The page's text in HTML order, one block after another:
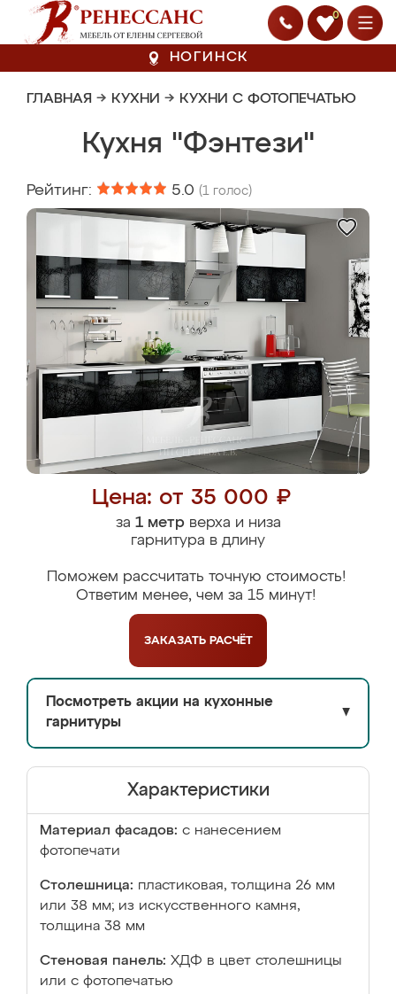
0
НОГИНСК
ГЛАВНАЯ → КУХНИ → КУХНИ С ФОТОПЕЧАТЬЮ
Кухня "Фэнтези"
Рейтинг: 5.0 (1 голос)
Цена: от 35 000 ₽
за 1 метрверха и низа
гарнитура в длину
Поможем рассчитать точную стоимость!
Ответим менее, чем за 15 минут!
ЗАКАЗАТЬ РАСЧЁТ
Посмотреть акции на кухонные
гарнитуры
▼
Характеристики
Материал фасадов: с нанесением
фотопечати
Столешница: пластиковая, толщина 26 мм
или 38 мм; из искусственного камня,
толщина 38 мм
Стеновая панель: ХДФ в цвет столешницы
или с фотопечатью